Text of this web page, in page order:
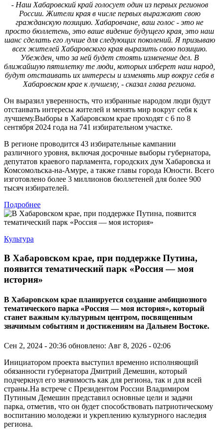
- Наш Хабаровский край голосует один из первых регионов
России. Жители края в числе первых выражают свою
гражданскую позицию. Хабаровчане, ваш голос - это не
просто бюллетень, это ваше видение будущего края, это наш
шанс сделать его лучше для следующих поколений. Я призываю
всех жителей Хабаровского края выразить свою позицию.
Убежден, что за ней будет стоять изменение дел. В
ближайшую пятилетку те люди, которых изберет наш народ,
будут отстаивать их интересы и изменять мир вокруг себя в
Хабаровском крае к лучшему, - сказал глава региона.
Он выразил уверенность, что избранные народом люди будут
отстаивать интересы жителей и менять мир вокруг себя к
лучшему.Выборы в Хабаровском крае проходят с 6 по 8
сентября 2024 года на 741 избирательном участке.
В регионе проводится 43 избирательные кампании
различного уровня, включая досрочные выборы губернатора,
депутатов краевого парламента, городских дум Хабаровска и
Комсомольска-на-Амуре, а также главы города Юности. Всего
изготовлено более 3 миллионов бюллетеней для более 900
тысяч избирателей.
Подробнее
Культура
В Хабаровском крае, при поддержке Путина,
появится тематический парк «Россия — моя
история»
В Хабаровском крае планируется создание амбициозного
тематического парка «Россия — моя история», который
станет важным культурным центром, посвященным
значимым событиям и достижениям на Дальнем Востоке.
Сен 2, 2024 - 20:36 обновлено: Авг 8, 2026 - 02:06
Инициатором проекта выступил временно исполняющий
обязанности губернатора Дмитрий Демешин, который
подчеркнул его значимость как для региона, так и для всей
страны.На встрече с Президентом России Владимиром
Путиным Демешин представил основные цели и задачи
парка, отметив, что он будет способствовать патриотическому
воспитанию молодежи и укреплению культурного наследия
региона.